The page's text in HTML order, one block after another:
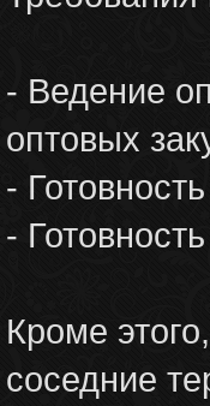
- Ведение
оптовых
-
-
Кроме
соседние